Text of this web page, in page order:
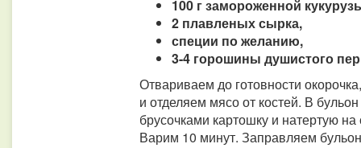
100 г замороженной
2 плавленых сырка,
специи по желанию,
3-4 горошины душистого
Отвариваем до готовности
и отделяем мясо от костей. В
брусочками картошку и натертую
Варим 10 минут. Заправляем